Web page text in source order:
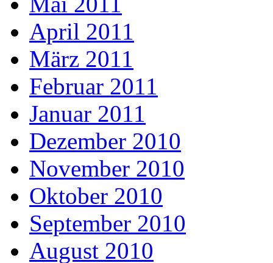
April 2011
März 2011
Februar 2011
Januar 2011
Dezember 2010
November 2010
Oktober 2010
September 2010
August 2010